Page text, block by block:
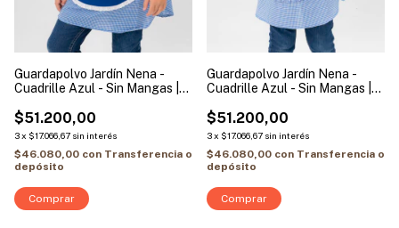
Guardapolvo Jardín Nena -
Cuadrille Azul - Sin Mangas |
$51.200,00
3x $17.066,67 sin interés
$46.080,00 con Transferencia o
depósito
Comprar
Guardapolvo Jardín Nena -
Cuadrille Azul - Sin Mangas |
$51.200,00
3x $17.066,67 sin interés
$46.080,00 con Transferencia o
depósito
Comprar